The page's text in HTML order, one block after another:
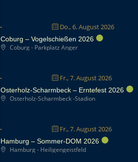
Do., 6. August 2026
Coburg – Vogelschießen 2026
Coburg - Parkplatz Anger
Fr., 7. August 2026
Osterholz-Scharmbeck – Erntefest 2026
Osterholz-Scharmbeck -Stadion
Fr., 7. August 2026
Hamburg – Sommer-DOM 2026
Hamburg - Heiligengeistfeld